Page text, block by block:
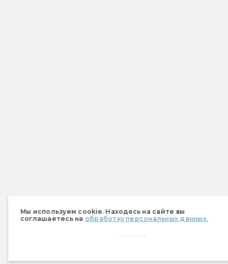
Мы используем cookie. Находясь на сайте вы
соглашаетесь на обработку персональных данных.